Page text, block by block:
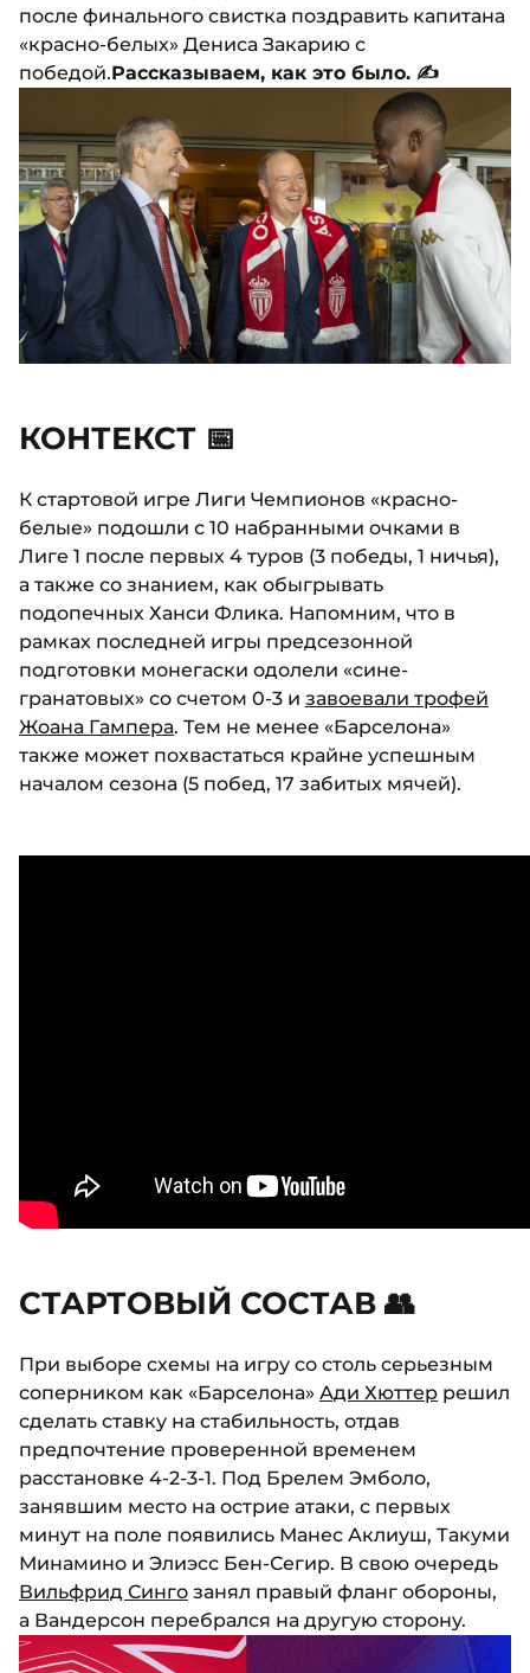
после финального свистка поздравить капитана
«красно-белых» Дениса Закарию с
победой.Рассказываем, как это было. ✍️
КОНТЕКСТ 📅
К стартовой игре Лиги Чемпионов «красно-
белые» подошли с 10 набранными очками в
Лиге 1 после первых 4 туров (3 победы, 1 ничья),
а также со знанием, как обыгрывать
подопечных Ханси Флика. Напомним, что в
рамках последней игры предсезонной
подготовки монегаски одолели «сине-
гранатовых» со счетом 0-3 и завоевали трофей
Жоана Гампера. Тем не менее «Барселона»
также может похвастаться крайне успешным
началом сезона (5 побед, 17 забитых мячей).
СТАРТОВЫЙ СОСТАВ 👥
При выборе схемы на игру со столь серьезным
соперником как «Барселона» Ади Хюттер решил
сделать ставку на стабильность, отдав
предпочтение проверенной временем
расстановке 4-2-3-1. Под Брелем Эмболо,
занявшим место на острие атаки, с первых
минут на поле появились Манес Аклиуш, Такуми
Минамино и Элиэсс Бен-Сегир. В свою очередь
Вильфрид Синго занял правый фланг обороны,
а Вандерсон перебрался на другую сторону.